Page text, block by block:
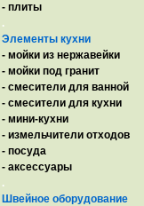
- плиты
.
Элементы кухни
- мойки из нержавейки
- мойки под гранит
- смесители для ванной
- смесители для кухни
- мини-кухни
- измельчители отходов
- посуда
- аксессуары
.
Швейное оборудование